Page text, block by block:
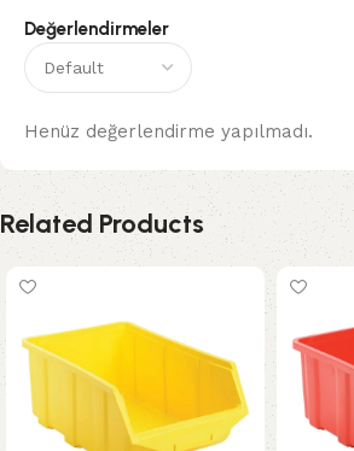
Değerlendirmeler
Henüz değerlendirme yapılmadı.
Related Products